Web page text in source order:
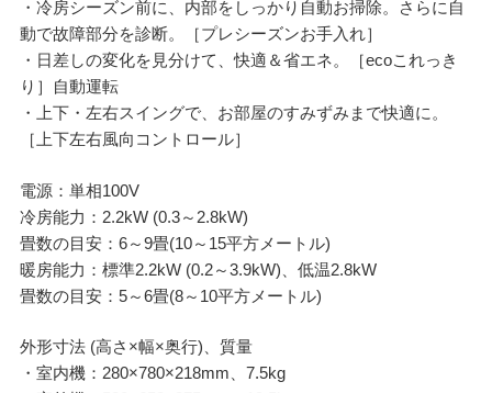
・冷房シーズン前に、内部をしっかり自動お掃除。さらに自
動で故障部分を診断。［プレシーズンお手入れ］
・日差しの変化を見分けて、快適＆省エネ。［ecoこれっき
り］自動運転
・上下・左右スイングで、お部屋のすみずみまで快適に。
［上下左右風向コントロール］
電源：単相100V
冷房能力：2.2kW (0.3～2.8kW)
畳数の目安：6～9畳(10～15平方メートル)
暖房能力：標準2.2kW (0.2～3.9kW)、低温2.8kW
畳数の目安：5～6畳(8～10平方メートル)
外形寸法 (高さ×幅×奥行)、質量
・室内機：280×780×218mm、7.5kg